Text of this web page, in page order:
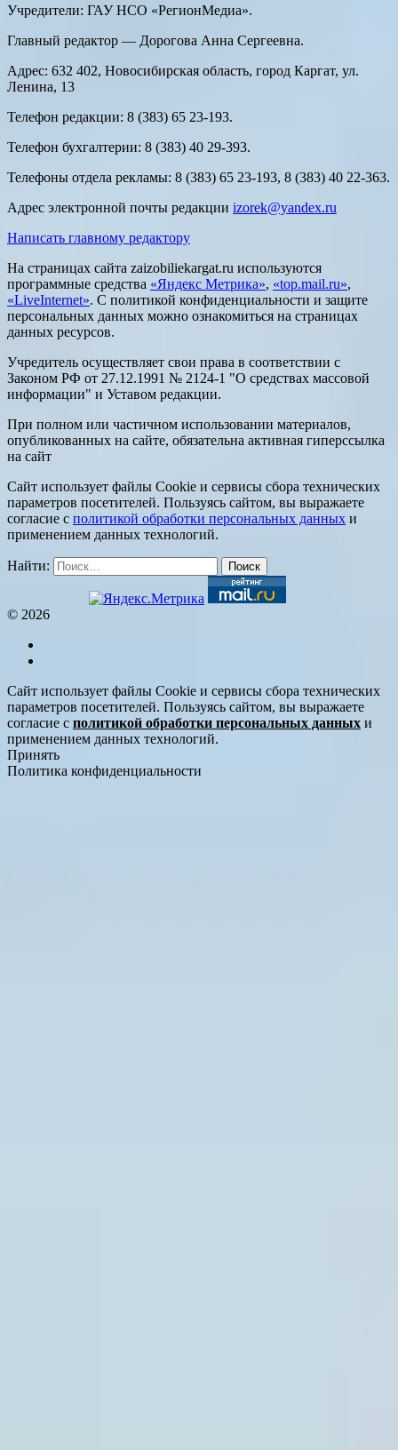
Учредители: ГАУ НСО «РегионМедиа».
Главный редактор — Дорогова Анна Сергеевна.
Адрес: 632 402, Новосибирская область, город Каргат, ул.
Ленина, 13
Телефон редакции: 8 (383) 65 23-193.
Телефон бухгалтерии: 8 (383) 40 29-393.
Телефоны отдела рекламы: 8 (383) 65 23-193, 8 (383) 40 22-363.
Адрес электронной почты редакции izorek@yandex.ru
Написать главному редактору
На страницах сайта zaizobiliekargat.ru используются
программные средства «Яндекс Метрика», «top.mail.ru»,
«LiveInternet». С политикой конфиденциальности и защите
персональных данных можно ознакомиться на страницах
данных ресурсов.
Учредитель осуществляет свои права в соответствии с
Законом РФ от 27.12.1991 № 2124-1 "О средствах массовой
информации" и Уставом редакции.
При полном или частичном использовании материалов,
опубликованных на сайте, обязательна активная гиперссылка
на сайт
Сайт использует файлы Cookie и сервисы сбора технических
параметров посетителей. Пользуясь сайтом, вы выражаете
согласие с политикой обработки персональных данных и
применением данных технологий.
Найти:
© 2026
Сайт использует файлы Cookie и сервисы сбора технических
параметров посетителей. Пользуясь сайтом, вы выражаете
согласие с политикой обработки персональных данных и
применением данных технологий.
Принять
Политика конфиденциальности